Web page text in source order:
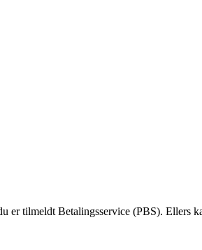
er tilmeldt Betalingsservice (PBS).